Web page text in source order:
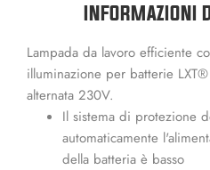
INFORMAZIONI
Lampada da lavoro efficiente
illuminazione per batterie
alternata 230V.
Il sistema di protezione
automaticamente
della batteria è basso